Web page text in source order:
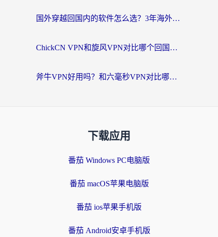
国外穿越回国内的软件怎么选？3年海外党亲测实用指南，告别地域限制
ChickCN VPN和旋风VPN对比哪个回国效果更好？海外党实测回国内网神器指南
斧牛VPN好用吗？和六毫秒VPN对比哪个回国效果更好？海外党亲测实用指南
下载应用
番茄 Windows PC电脑版
番茄 macOS苹果电脑版
番茄 ios苹果手机版
番茄 Android安卓手机版